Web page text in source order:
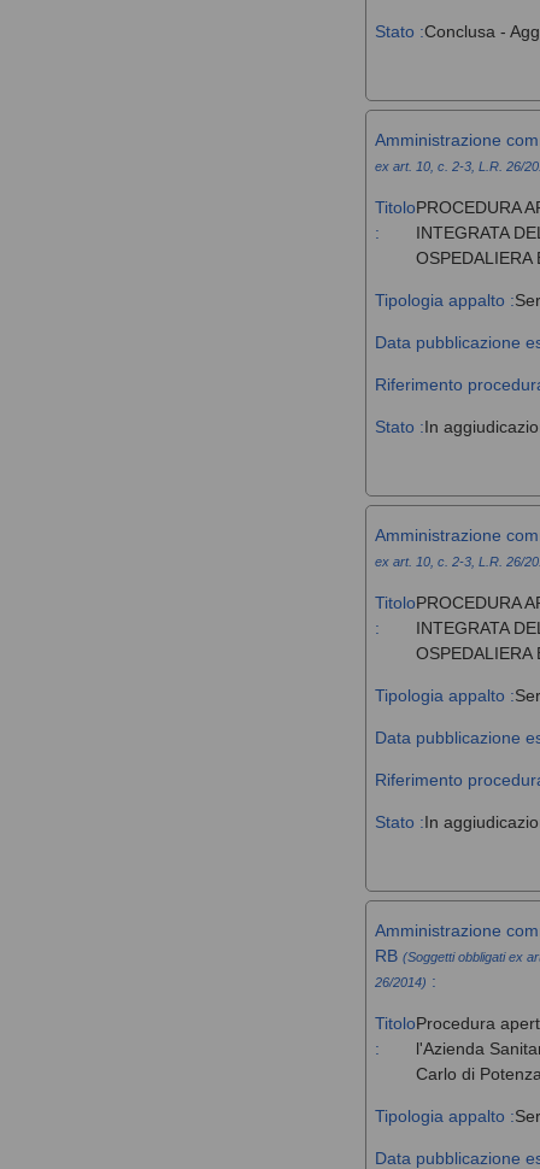
Stato :Conclusa -
Amministrazione
ex art. 10, c. 2-3, L.R. 26/
Titolo
:
PROCEDURA
INTEGRATA
OSPEDALIERA
Tipologia appalto :
Data pubblicazione
Riferimento
Stato :In
Amministrazione
ex art. 10, c. 2-3, L.R. 26/
Titolo
:
PROCEDURA
INTEGRATA
OSPEDALIERA
Tipologia appalto :
Data pubblicazione
Riferimento
Stato :In
Amministrazione
RB (Soggetti obbligati ex
26/2014) :
Titolo
:
Procedura
l'Azienda
Carlo di
Tipologia appalto :
Data pubblicazione